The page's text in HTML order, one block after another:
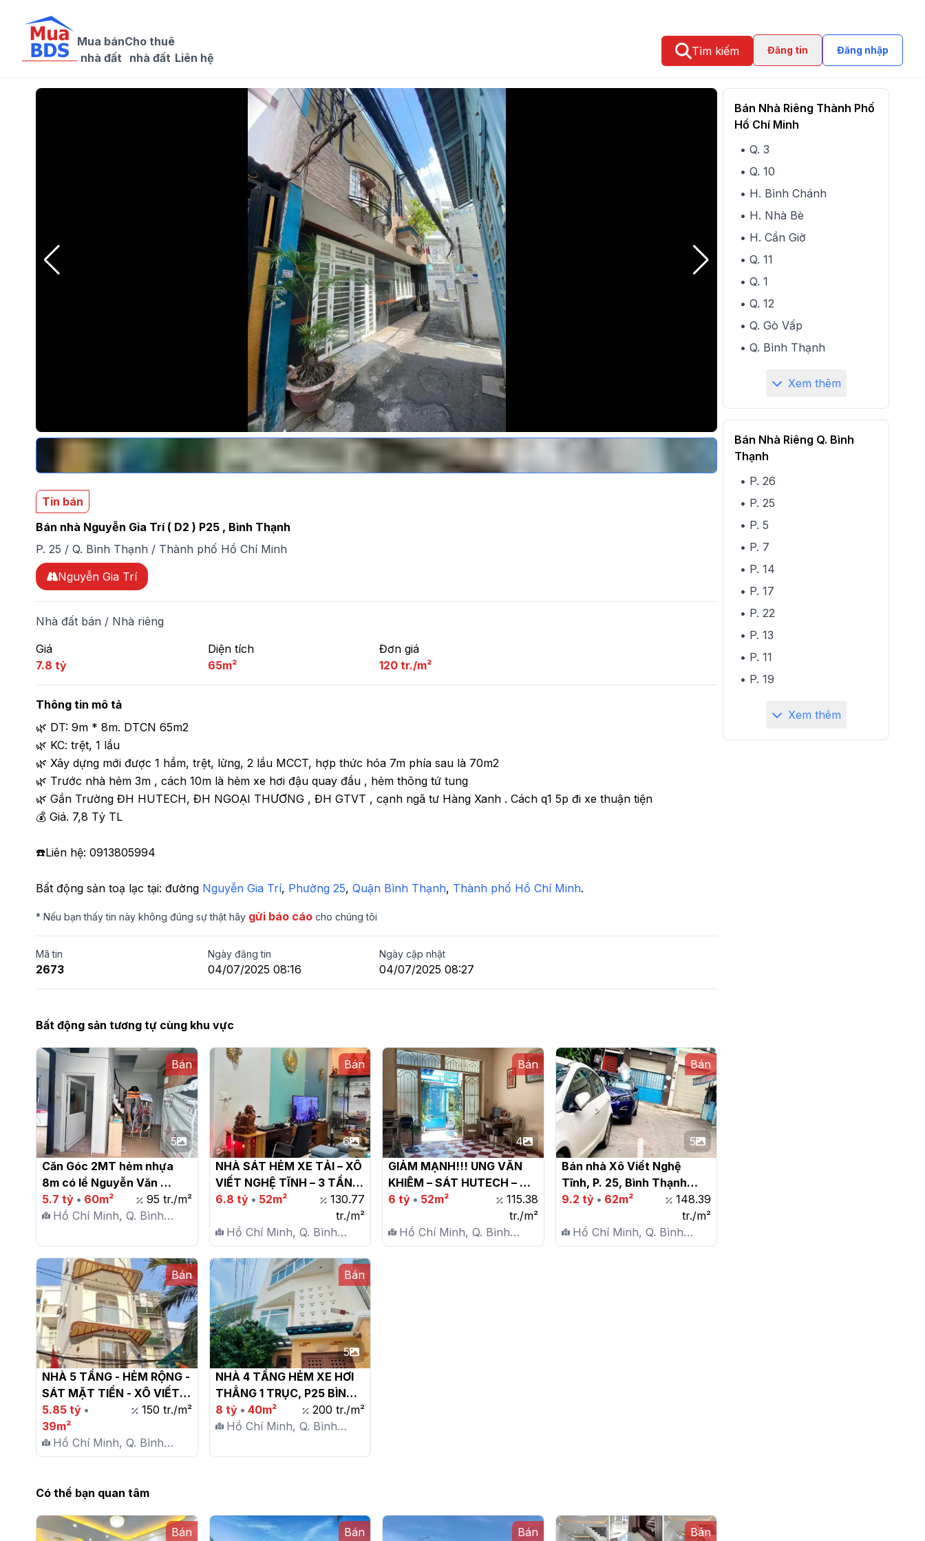
Mua bán
nhà đất
Cho thuê
nhà đất Liên hệ Tìm kiếm Đăng tin Đăng nhập
Tin bán
Bán nhà Nguyễn Gia Trí ( D2 ) P25 , Bình Thạnh
P. 25 / Q. Bình Thạnh / Thành phố Hồ Chí Minh
Nguyễn Gia Trí
Nhà đất bán / Nhà riêng
Giá
7.8 tỷ
Diện tích
65m²
Đơn giá
120 tr./m²
Thông tin mô tả
🌿 DT: 9m * 8m. DTCN 65m2
🌿 KC: trệt, 1 lầu
🌿 Xây dựng mới được 1 hầm, trệt, lửng, 2 lầu MCCT, hợp thức hóa 7m phía sau là 70m2
🌿 Trước nhà hẻm 3m , cách 10m là hẻm xe hơi đậu quay đầu , hẻm thông tứ tung
🌿 Gần Trường ĐH HUTECH, ĐH NGOẠI THƯƠNG , ĐH GTVT , cạnh ngã tư Hàng Xanh . Cách q1 5p đi xe thuận tiện
💰 Giá. 7,8 Tỷ TL
☎️Liên hệ: 0913805994
Bất động sản toạ lạc tại: đường Nguyễn Gia Trí, Phường 25, Quận Bình Thạnh, Thành phố Hồ Chí Minh.
* Nếu bạn thấy tin này không đúng sự thật hãy gửi báo cáo cho chúng tôi
Mã tin
2673
Ngày đăng tin
04/07/2025 08:16
Ngày cập nhật
04/07/2025 08:27
Bất động sản tương tự cùng khu vực
Bán
5
Căn Góc 2MT hẻm nhựa
8m có lề Nguyễn Văn
Thương ( D1 cũ ) P.25 , Bình
Thạnh
5.7 tỷ • 60m²
95 tr./m²
Hồ Chí Minh, Q. Bình
Bán
6
NHÀ SÁT HẺM XE TẢI – XÔ
VIẾT NGHỆ TĨNH – 3 TẦNG
– 52M2 – 4PN – 6.8 TỶ
6.8 tỷ• 52m²
130.77
tr./m²
Hồ Chí Minh, Q. Bình
Thạnh, P. 25
Bán
4
GIẢM MẠNH!!! UNG VĂN
KHIÊM – SÁT HUTECH –
52M2– CHỈ 6 TỶ TL
6 tỷ • 52m²
115.38
tr./m²
Hồ Chí Minh, Q. Bình
Thạnh, P. 25
Bán
5
Bán nhà Xô Viết Nghệ
Tĩnh, P. 25, Bình Thạnh
9.2 tỷ• 62m²
148.39
tr./m²
Hồ Chí Minh, Q. Bình
Thạnh, P. 25
Bán
NHÀ 5 TẦNG - HẺM RỘNG -
SÁT MẶT TIỀN - XÔ VIẾT
NGHỆ TĨNH, P25, BÌNH
THẠNH
5.85 tỷ •
39m²
150 tr./m²
Hồ Chí Minh, Q. Bình
Thạnh, P. 25
Bán
5
NHÀ 4 TẦNG HẺM XE HƠI
THẲNG 1 TRỤC, P25 BÌNH
THẠNH – 40M2 – CHỈ 8 TỶ.
8 tỷ• 40m²
200 tr./m²
Hồ Chí Minh, Q. Bình
Có thể bạn quan tâm
Bán Bán Bán Bán
Bán Nhà Riêng Thành Phố
Hồ Chí Minh
• Q. 3
• Q. 10
• H. Bình Chánh
• H. Nhà Bè
• H. Cần Giờ
• Q. 11
• Q. 1
• Q. 12
• Q. Gò Vấp
• Q. Bình Thạnh
Xem thêm
Bán Nhà Riêng Q. Bình
Thạnh
• P. 26
• P. 25
• P. 5
• P. 7
• P. 14
• P. 17
• P. 22
• P. 13
• P. 11
• P. 19
Xem thêm